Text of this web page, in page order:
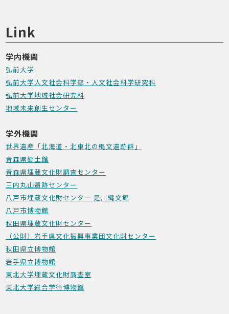
Link
学内機関
弘前大学
弘前大学人文社会科学部・人文社会科学研究科
弘前大学地域社会研究科
地域未来創生センター
学外機関
世界遺産「北海道・北東北の縄文遺跡群」
青森県郷土館
青森県埋蔵文化財調査センター
三内丸山遺跡センター
八戸市埋蔵文化財センター 是川縄文館
八戸市博物館
秋田県埋蔵文化財センター
（公財）岩手県文化振興事業団文化財センター
秋田県立博物館
岩手県立博物館
東北大学埋蔵文化財調査室
東北大学総合学術博物館